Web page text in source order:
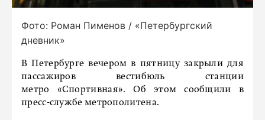
Фото: Роман Пименов / «Петербургский
дневник»
В Петербурге вечером в пятницу закрыли для
пассажиров вестибюль станции
метро «Спортивная». Об этом сообщили в
пресс-службе метрополитена.